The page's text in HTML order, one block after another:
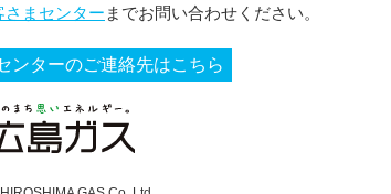
さまセンター までお問い合わせください。
ンターのご連絡先はこちら